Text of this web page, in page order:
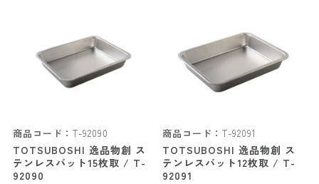
商品コード： T-92090
TOTSUBOSHI 逸品物創 ス
テンレスバット15枚取 / T-
92090
商品コード：T-92091
TOTSUBOSHI 逸品物創 ス
テンレスバット12枚取 / T-
92091